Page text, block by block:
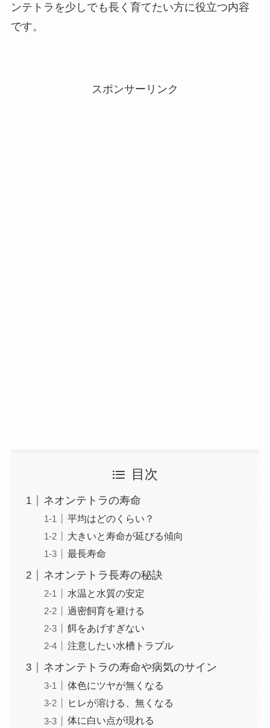
ンテトラを少しでも長く育てたい方に役立つ内容
です。
スポンサーリンク
目次
ネオンテトラの寿命
平均はどのくらい？
大きいと寿命が延びる傾向
最長寿命
ネオンテトラ長寿の秘訣
水温と水質の安定
過密飼育を避ける
餌をあげすぎない
注意したい水槽トラブル
ネオンテトラの寿命や病気のサイン
体色にツヤが無くなる
ヒレが溶ける、無くなる
体に白い点が現れる